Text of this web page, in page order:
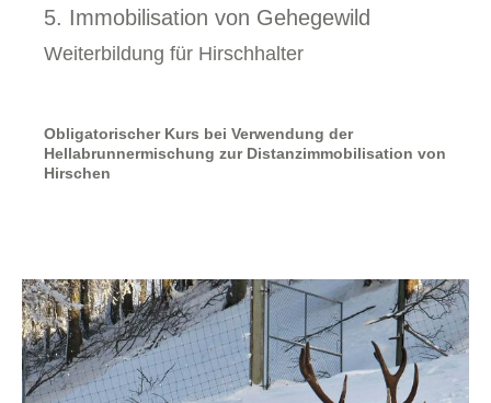
5. Immobilisation von Gehegewild
Weiterbildung für Hirschhalter
Obligatorischer Kurs bei Verwendung der
Hellabrunnermischung zur Distanzimmobilisation von
Hirschen